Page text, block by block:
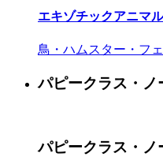
エキゾチックアニマ
鳥・ハムスター・フ
パピークラス・ノ
パピークラス・ノ